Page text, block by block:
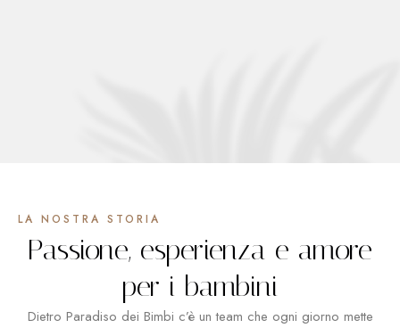
LA NOSTRA STORIA
Passione, esperienza e amore
per i bambini
Dietro Paradiso dei Bimbi c’è un team che ogni giorno mette